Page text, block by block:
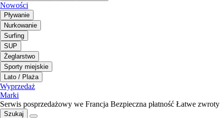
Nowości
Pływanie
Nurkowanie
Surfing
SUP
Żeglarstwo
Sporty miejskie
Lato / Plaża
Wyprzedaż
Marki
Serwis posprzedażowy we Francja Bezpieczna płatność Łatwe zwroty
Szukaj